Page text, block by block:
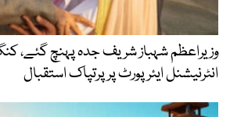
وزیراعظم شہباز شریف جدہ پہنچ گئے،
انٹرنیشنل ایئر پورٹ پر پرتپاک استقبال